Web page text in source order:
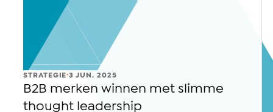
STRATEGIE.3 JUN. 2025
B2B merken winnen met slimme
thought leadership